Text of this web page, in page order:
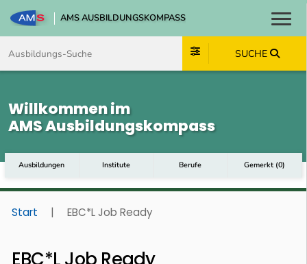
AMS AUSBILDUNGSKOMPASS
SUCHE
Willkommen im
AMS Ausbildungskompass
Ausbildungen Institute Berufe Gemerkt (0)
Start | EBC*L Job Ready
EBC*L Job Ready